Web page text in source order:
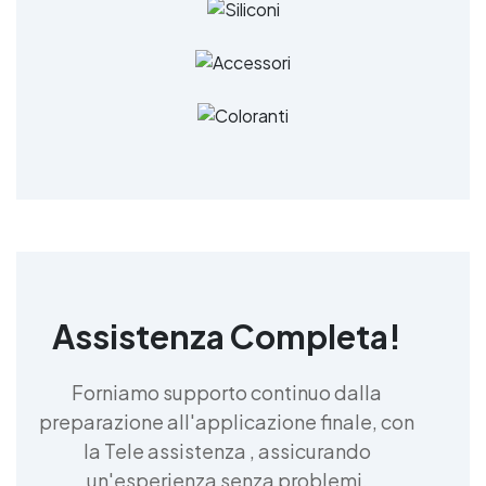
Assistenza Completa!
Forniamo supporto continuo dalla
preparazione all'applicazione finale, con
la Tele assistenza , assicurando
un'esperienza senza problemi.